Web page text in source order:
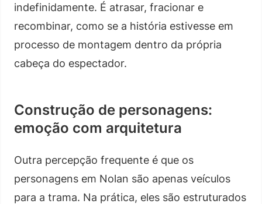
indefinidamente. É atrasar, fracionar e
recombinar, como se a história estivesse em
processo de montagem dentro da própria
cabeça do espectador.
Construção de personagens:
emoção com arquitetura
Outra percepção frequente é que os
personagens em Nolan são apenas veículos
para a trama. Na prática, eles são estruturados